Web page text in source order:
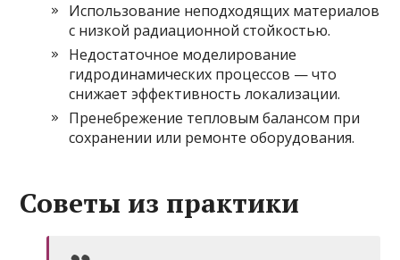
Использование неподходящих материалов
с низкой радиационной стойкостью.
Недостаточное моделирование
гидродинамических процессов — что
снижает эффективность локализации.
Пренебрежение тепловым балансом при
сохранении или ремонте оборудования.
Советы из практики